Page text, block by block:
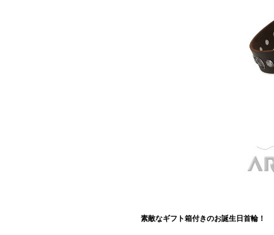
素敵なギフト箱付きのお誕生日首輪！